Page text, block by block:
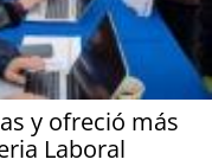
y ofreció más
Laboral